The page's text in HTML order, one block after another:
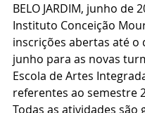
BELO JARDIM, junho de
Instituto Conceição
inscrições abertas até o
junho para as novas
Escola de Artes
referentes ao semestre
Todas as atividades são